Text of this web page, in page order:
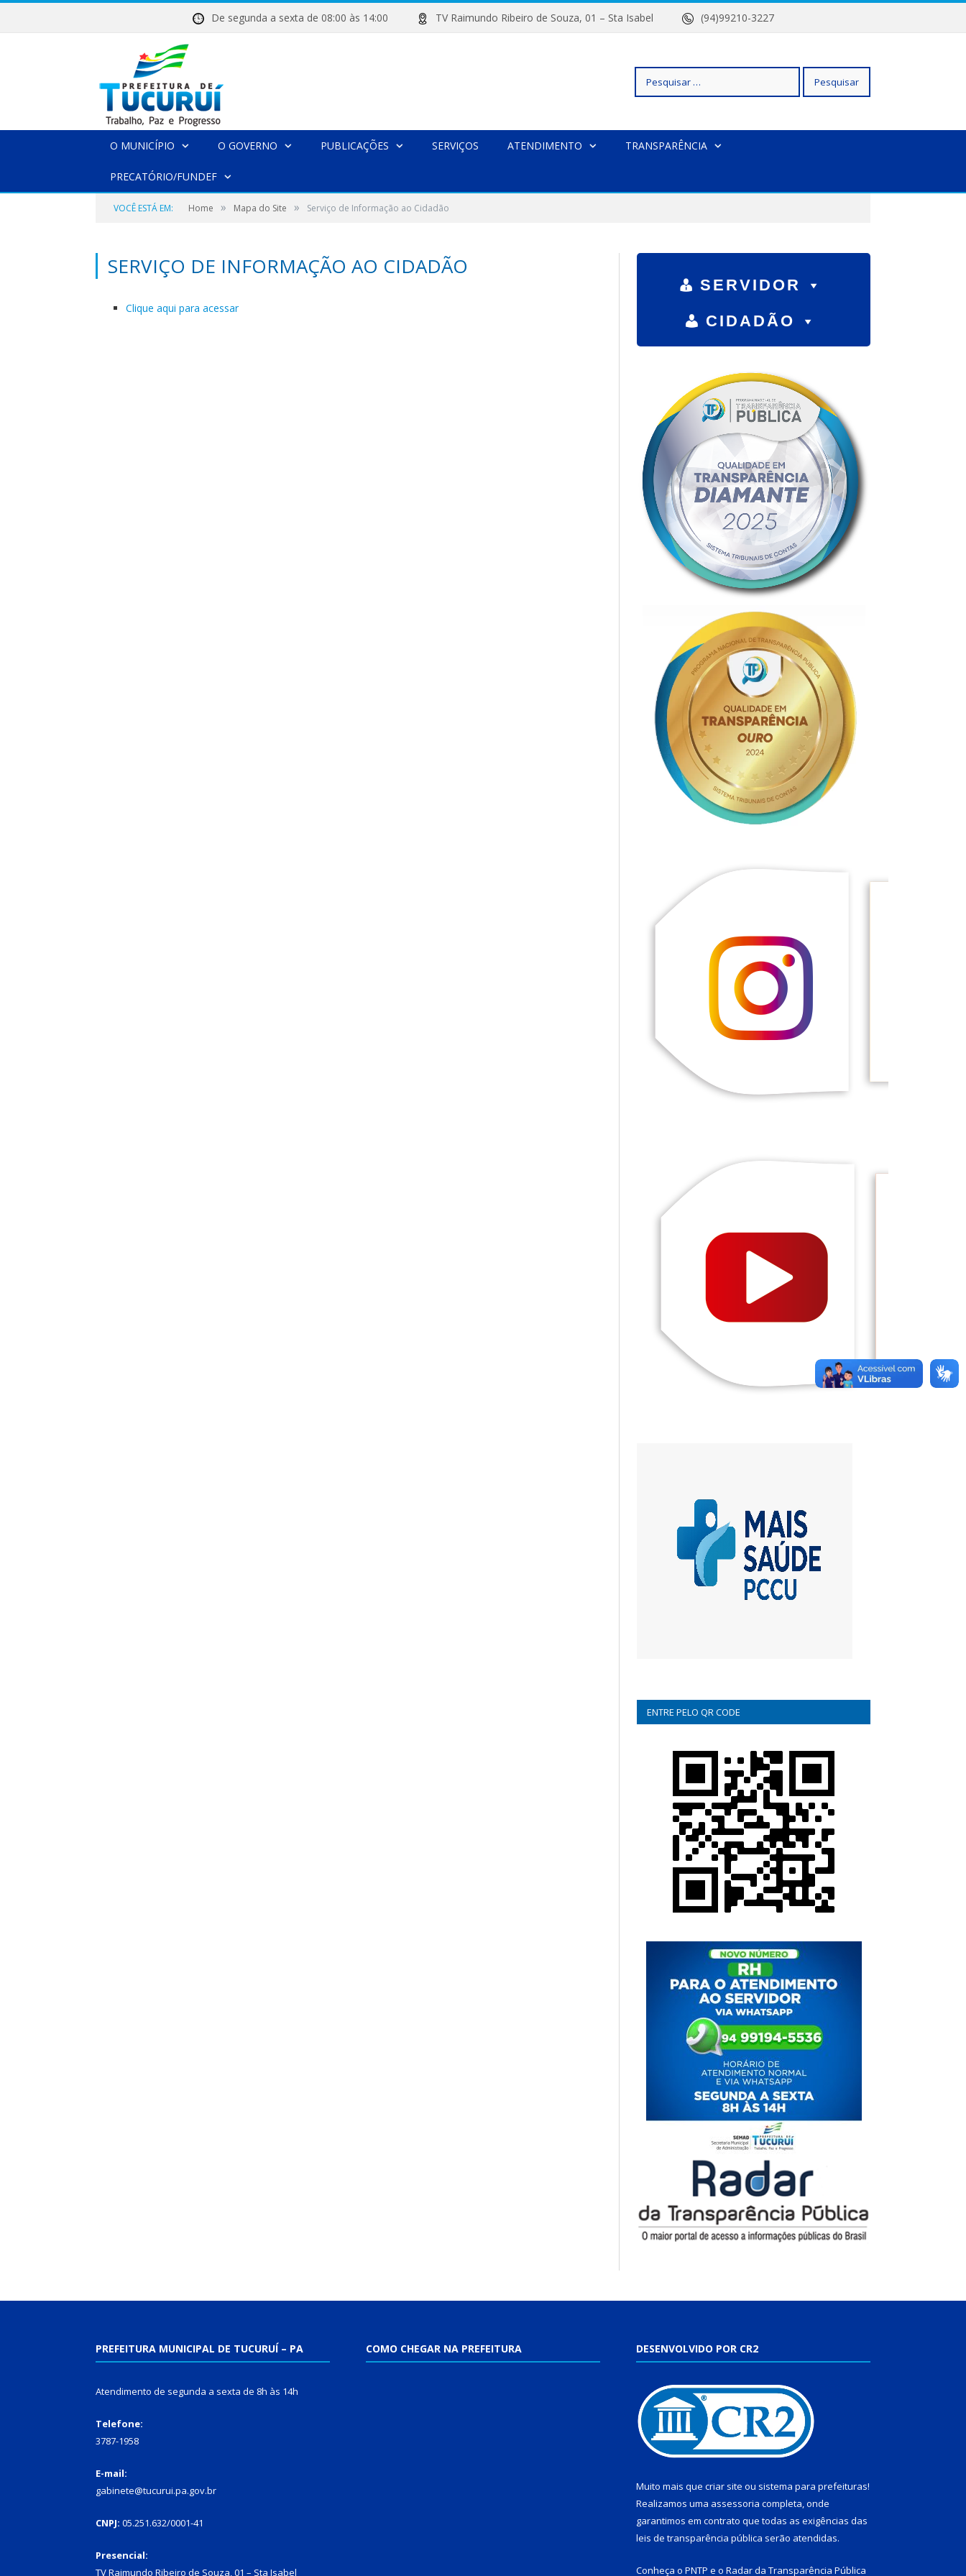
De segunda a sexta de 08:00 às 14:00 TV Raimundo Ribeiro de Souza, 01 – Sta Isabel (94)99210-3227
Pesquisar
O MUNICÍPIO O GOVERNO PUBLICAÇÕES SERVIÇOS ATENDIMENTO TRANSPARÊNCIA
PRECATÓRIO/FUNDEF
VOCÊ ESTÁ EM: Home » Mapa do Site » Serviço de Informação ao Cidadão
SERVIÇO DE INFORMAÇÃO AO CIDADÃO
Clique aqui para acessar
SERVIDOR
CIDADÃO
ENTRE PELO QR CODE
PREFEITURA MUNICIPAL DE TUCURUÍ – PA
Atendimento de segunda a sexta de 8h às 14h
Telefone:
3787-1958
E-mail:
gabinete@tucurui.pa.gov.br
CNPJ: 05.251.632/0001-41
Presencial:
TV Raimundo Ribeiro de Souza, 01 – Sta Isabel
COMO CHEGAR NA PREFEITURA DESENVOLVIDO POR CR2
Muito mais que criar site ou sistema para prefeituras!
Realizamos uma assessoria completa, onde
garantimos em contrato que todas as exigências das
leis de transparência pública serão atendidas.
Conheça o PNTP e o Radar da Transparência Pública